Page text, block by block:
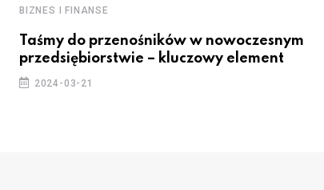
BIZNES I FINANSE
Taśmy do przenośników w nowoczesnym
przedsiębiorstwie – kluczowy element
2024-03-21